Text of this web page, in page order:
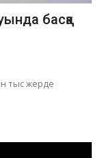
басқа
тыс жерде